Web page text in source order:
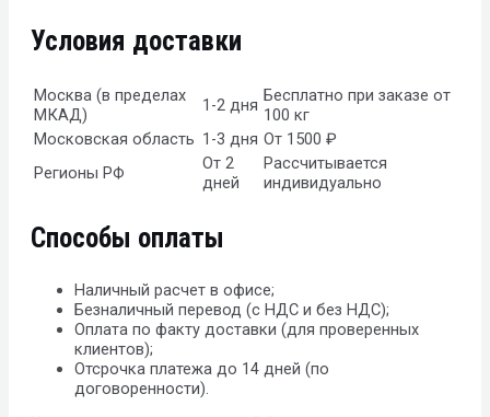
Условия доставки
Москва (в пределах
МКАД)
1-2 дня Бесплатно при заказе от
100 кг
Московская область 1-3 дня От 1500 ₽
Регионы РФ
От 2
дней
Рассчитывается
индивидуально
Способы оплаты
Наличный расчет в офисе;
Безналичный перевод (с НДС и без НДС);
Оплата по факту доставки (для проверенных
клиентов);
Отсрочка платежа до 14 дней (по
договоренности).